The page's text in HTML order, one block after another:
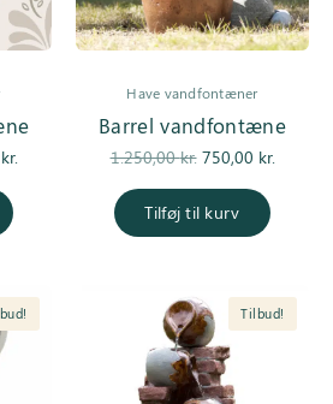
kr.
Have vandfontæner
Barrel vandfontæne
1.250,00kr.
Den
pris var:
1.250,00 kr..
750,00 kr.
Tilføj til kurv
Tilbud!